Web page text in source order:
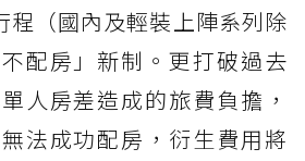
程（國內及輕裝上陣系列除
配房」新制。更打破過去
人房差造成的旅費負擔，
法成功配房，衍生費用將